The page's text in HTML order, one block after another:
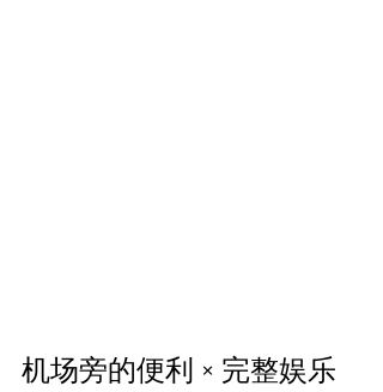
机场旁的便利 × 完整娱乐